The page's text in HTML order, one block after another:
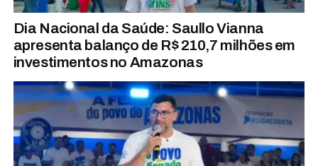
Dia Nacional da Saúde: Saullo Vianna
apresenta balanço de R$ 210,7 milhões em
investimentos no Amazonas